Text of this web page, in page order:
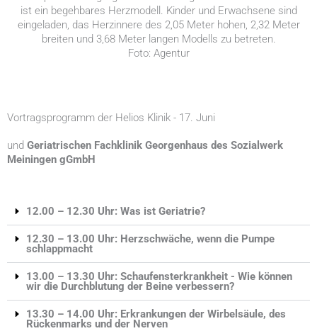
ist ein begehbares Herzmodell. Kinder und Erwachsene sind
eingeladen, das Herzinnere des 2,05 Meter hohen, 2,32 Meter
breiten und 3,68 Meter langen Modells zu betreten.
Foto: Agentur
Vortragsprogramm der Helios Klinik - 17. Juni
und Geriatrischen Fachklinik Georgenhaus des Sozialwerk
Meiningen gGmbH
12.00 – 12.30 Uhr: Was ist Geriatrie?
12.30 – 13.00 Uhr: Herzschwäche, wenn die Pumpe
schlappmacht
13.00 – 13.30 Uhr: Schaufensterkrankheit - Wie können
wir die Durchblutung der Beine verbessern?
13.30 – 14.00 Uhr: Erkrankungen der Wirbelsäule, des
Rückenmarks und der Nerven